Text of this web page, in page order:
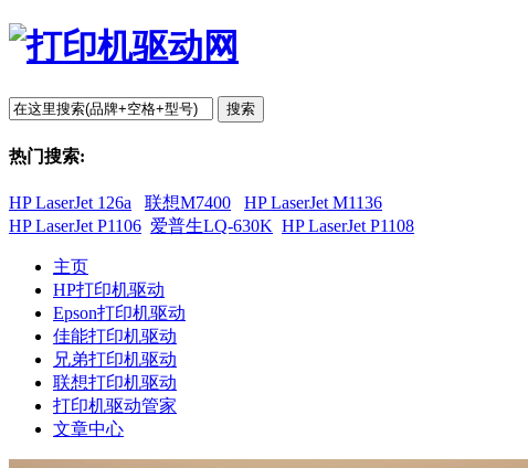
搜索
热门搜索:
HP LaserJet 126a 联想M7400
HP LaserJet M1136
HP LaserJet P1106 爱普生LQ-630K HP LaserJet P1108
主页
HP打印机驱动
Epson打印机驱动
佳能打印机驱动
兄弟打印机驱动
联想打印机驱动
打印机驱动管家
文章中心